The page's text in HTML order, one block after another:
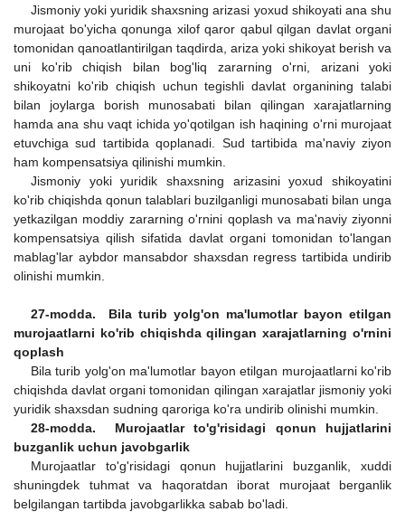
Jismoniy yoki yuridik shaxsning arizasi yoxud shikoyati ana shu
murojaat bo'yicha qonunga xilof qaror qabul qilgan davlat organi
tomonidan qanoatlantirilgan taqdirda, ariza yoki shikoyat berish va
uni ko'rib chiqish bilan bog'liq zararning o'rni, arizani yoki
shikoyatni ko'rib chiqish uchun tegishli davlat organining talabi
bilan joylarga borish munosabati bilan qilingan xarajatlarning
hamda ana shu vaqt ichida yo'qotilgan ish haqining o'rni murojaat
etuvchiga sud tartibida qoplanadi. Sud tartibida ma'naviy ziyon
ham kompensatsiya qilinishi mumkin.
Jismoniy yoki yuridik shaxsning arizasini yoxud shikoyatini
ko'rib chiqishda qonun talablari buzilganligi munosabati bilan unga
yetkazilgan moddiy zararning o'rnini qoplash va ma'naviy ziyonni
kompensatsiya qilish sifatida davlat organi tomonidan to'langan
mablag'lar aybdor mansabdor shaxsdan regress tartibida undirib
olinishi mumkin.
27-modda. Bila turib yolg'on ma'lumotlar bayon etilgan
murojaatlarni ko'rib chiqishda qilingan xarajatlarning o'rnini
qoplash
Bila turib yolg'on ma'lumotlar bayon etilgan murojaatlarni ko'rib
chiqishda davlat organi tomonidan qilingan xarajatlar jismoniy yoki
yuridik shaxsdan sudning qaroriga ko'ra undirib olinishi mumkin.
28-modda. Murojaatlar to'g'risidagi qonun hujjatlarini
buzganlik uchun javobgarlik
Murojaatlar to'g'risidagi qonun hujjatlarini buzganlik, xuddi
shuningdek tuhmat va haqoratdan iborat murojaat berganlik
belgilangan tartibda javobgarlikka sabab bo'ladi.